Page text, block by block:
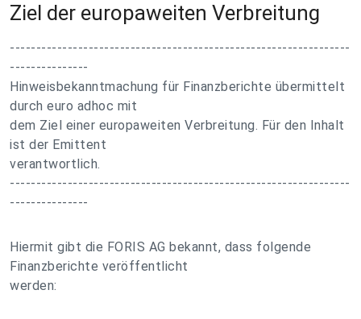
Ziel der europaweiten Verbreitung
-----------------------------------------------------------------
---------------
Hinweisbekanntmachung für Finanzberichte übermittelt
durch euro adhoc mit
dem Ziel einer europaweiten Verbreitung. Für den Inhalt
ist der Emittent
verantwortlich.
-----------------------------------------------------------------
---------------
Hiermit gibt die FORIS AG bekannt, dass folgende
Finanzberichte veröffentlicht
werden: